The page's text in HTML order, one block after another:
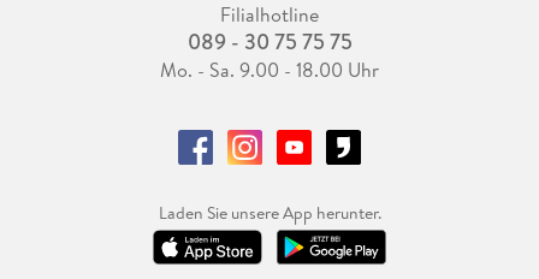
Filialhotline
089 - 30 75 75 75
Mo. - Sa. 9.00 - 18.00 Uhr
Laden Sie unsere App herunter.